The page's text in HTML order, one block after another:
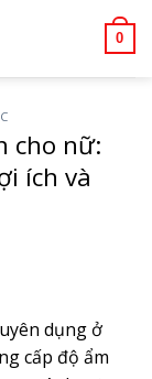
0
cho nữ:
ích và
dụng ở
cấp độ ẩm